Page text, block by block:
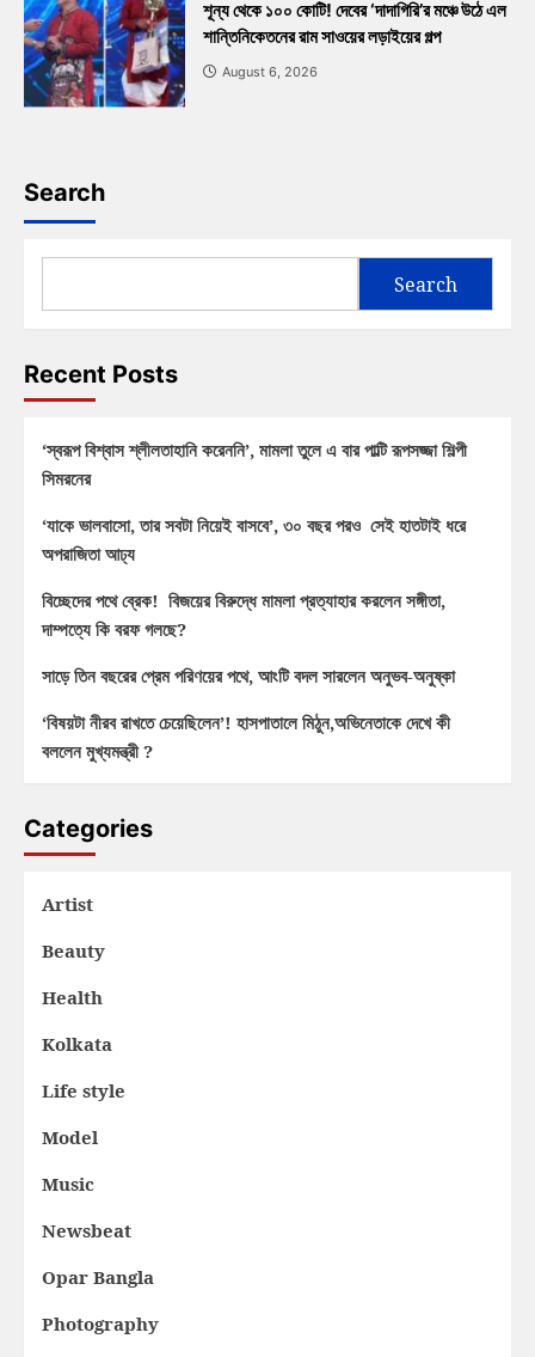
শূন্য থেকে ১০০ কোটি! দেবের ‘দাদাগিরি’র মঞ্চে উঠে এল
শান্তিনিকেতনের রাম সাওয়ের লড়াইয়ের গল্প
August 6, 2026
Search
Search
Recent Posts
‘স্বরূপ বিশ্বাস শ্লীলতাহানি করেননি’, মামলা তুলে এ বার পাল্টি রূপসজ্জা শিল্পী
সিমরনের
‘যাকে ভালবাসো, তার সবটা নিয়েই বাসবে’, ৩০ বছর পরও সেই হাতটাই ধরে
অপরাজিতা আঢ্য
বিচ্ছেদের পথে ব্রেক! বিজয়ের বিরুদ্ধে মামলা প্রত্যাহার করলেন সঙ্গীতা,
দাম্পত্যে কি বরফ গলছে?
সাড়ে তিন বছরের প্রেম পরিণয়ের পথে, আংটি বদল সারলেন অনুভব-অনুষ্কা
‘বিষয়টা নীরব রাখতে চেয়েছিলেন’! হাসপাতালে মিঠুন,অভিনেতাকে দেখে কী
বললেন মুখ্যমন্ত্রী ?
Categories
Artist
Beauty
Health
Kolkata
Life style
Model
Music
Newsbeat
Opar Bangla
Photography